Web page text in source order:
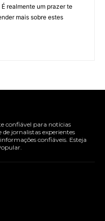
realmente um prazer te
mais sobre estes
confiável para notícias
jornalistas experientes
confiáveis. Esteja